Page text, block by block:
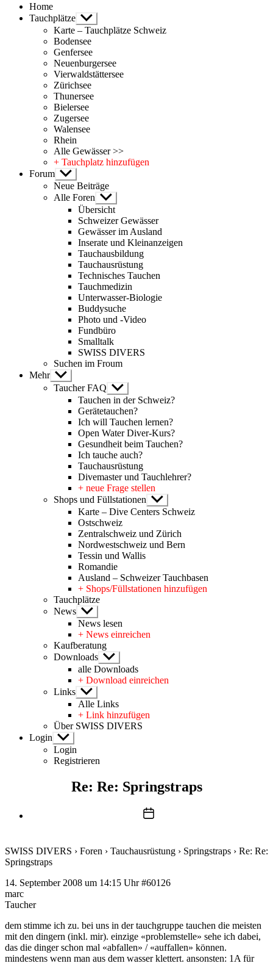
Home
Tauchplätze Untermenü
anzeigen
Karte – Tauchplätze Schweiz
Bodensee
Genfersee
Neuenburgersee
Vierwaldstättersee
Zürichsee
Thunersee
Bielersee
Zugersee
Walensee
Rhein
Alle Gewässer >>
+ Tauchplatz hinzufügen
Forum Untermenü
anzeigen
Neue Beiträge
Alle Foren Untermenü
anzeigen
Übersicht
Schweizer Gewässer
Gewässer im Ausland
Inserate und Kleinanzeigen
Tauchausbildung
Tauchausrüstung
Technisches Tauchen
Tauchmedizin
Unterwasser-Biologie
Buddysuche
Photo und -Video
Fundbüro
Smalltalk
SWISS DIVERS
Suchen im Froum
Mehr Untermenü
anzeigen
Taucher FAQ Untermenü
anzeigen
Tauchen in der Schweiz?
Gerätetauchen?
Ich will Tauchen lernen?
Open Water Diver-Kurs?
Gesundheit beim Tauchen?
Ich tauche auch?
Tauchausrüstung
Divemaster und Tauchlehrer?
+ neue Frage stellen
Shops und Füllstationen Untermenü
anzeigen
Karte – Dive Centers Schweiz
Ostschweiz
Zentralschweiz und Zürich
Nordwestschweiz und Bern
Tessin und Wallis
Romandie
Ausland – Schweizer Tauchbasen
+ Shops/Füllstationen hinzufügen
Tauchplätze
News Untermenü
anzeigen
News lesen
+ News einreichen
Kaufberatung
Downloads Untermenü
anzeigen
alle Downloads
+ Download einreichen
Links Untermenü
anzeigen
Alle Links
+ Link hinzufügen
Über SWISS DIVERS
Login Untermenü
anzeigen
Login
Registrieren
Re: Re: Springstraps
Beitragsdatum
SWISS DIVERS › Foren › Tauchausrüstung › Springstraps › Re: Re:
Springstraps
14. September 2008 um 14:15 Uhr #60126
marc
Taucher
dem stimme ich zu. bei uns in der tauchgruppe tauchen die meisten
mit den dingern (inkl. mir). einzige «problemstelle» sehe ich dabei,
das die dinger schon mal «abfallen» / «auffallen» können.
mindestens wenn man aus dem wasser klettert. ansonsten: 1A für